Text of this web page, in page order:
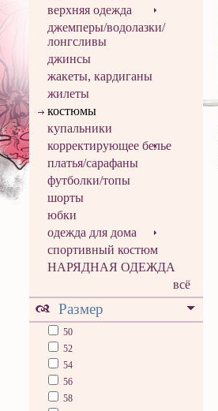
верхняя одежда
джемперы/водолазки/
лонгсливы
джинсы
жакеты, кардиганы
жилеты
костюмы
купальники
корректирующее белье
платья/сарафаны
футболки/топы
шорты
юбки
одежда для дома
спортивный костюм
НАРЯДНАЯ ОДЕЖДА
всё
Размер
50
52
54
56
58